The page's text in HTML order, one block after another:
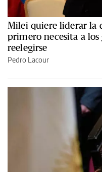
Milei quiere liderar la
primero necesita a
reelegirse
Pedro Lacour